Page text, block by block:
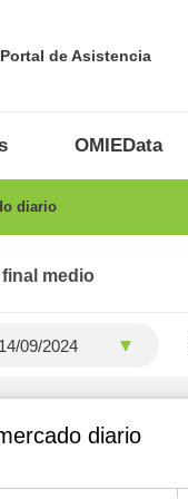
Portal de Asistencia
OMIEData
diario
medio
diario